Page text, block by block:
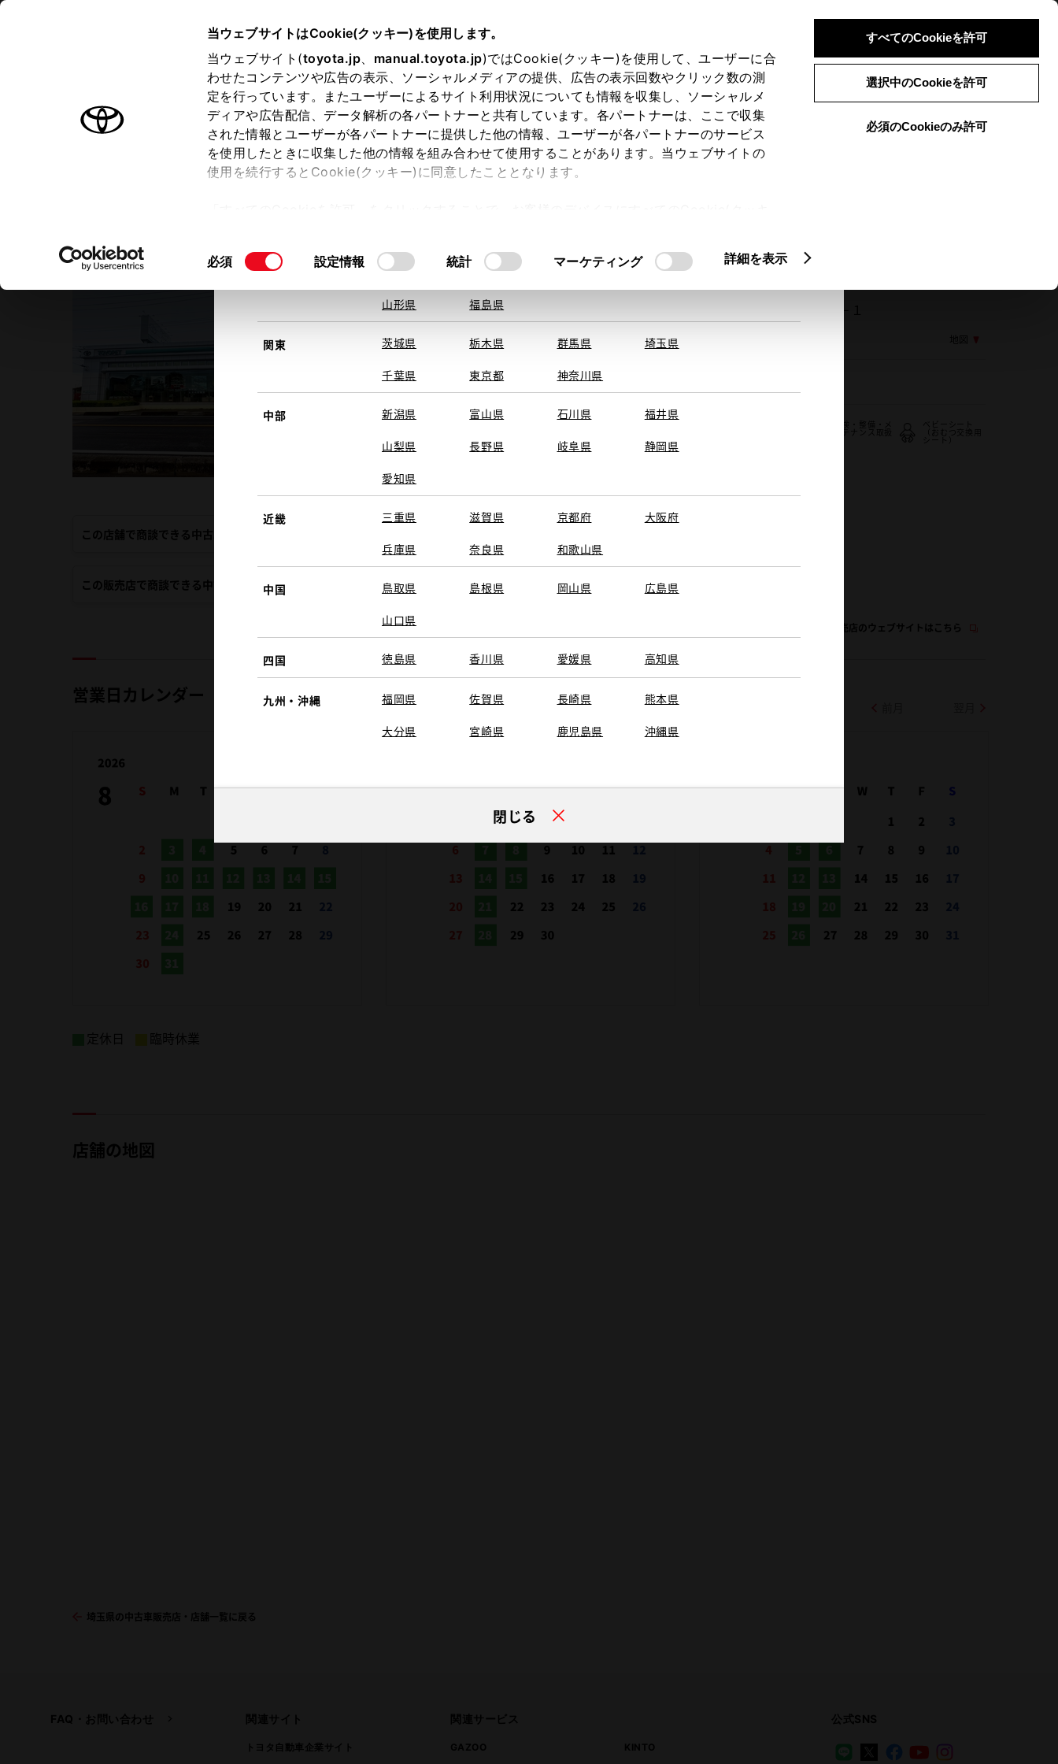
当ウェブサイトはCookie(クッキー)を使用します。
当ウェブサイト(toyota.jp、 manual.toyota.jp)ではCookie(クッキー)を使用して、ユーザーに合
わせたコンテンツや広告の表示、ソーシャルメディアの提供、広告の表示回数やクリック数の測
定を行っています。またユーザーによるサイト利用状況についても情報を収集し、ソーシャルメ
ディアや広告配信、データ解析の各パートナーと共有しています。各パートナーは、ここで収集
された情報とユーザーが各パートナーに提供した他の情報、ユーザーが各パートナーのサービス
を使用したときに収集した他の情報を組み合わせて使用することがあります。当ウェブサイトの
使用を続行するとCookie(クッキー)に同意したこととなります。
て」をご覧ください。
同
必須 設定情報 統計 マーケティング 詳細を表示
すべてのCookieを許可
選択中のCookieを許可
必須のCookieのみ許可
ログイン 検索 メニュー
オーナーサポート トピックス
現在地を取得できませんでした。
該当する地域・都道府県をお選びください。
北海道 旭川 釧路 札幌
東北 青森県 岩手県 宮城県 秋田県
山形県 福島県
関東 茨城県 栃木県 群馬県 埼玉県
千葉県 東京都 神奈川県
中部 新潟県 富山県 石川県 福井県
山梨県 長野県 岐阜県 静岡県
愛知県
近畿 三重県 滋賀県 京都府 大阪府
兵庫県 奈良県 和歌山県
中国 鳥取県 島根県 岡山県 広島県
山口県
四国 徳島県 香川県 愛媛県 高知県
九州・沖縄 福岡県 佐賀県 長崎県 熊本県
大分県 宮崎県 鹿児島県 沖縄県
閉じる
トヨタ認定中古車 メニュー
トヨタ認定中古車の魅力 3つの買い方 オンライン購入 お気に入り
所沢北支店
この店舗で商談できる中古車
この販売店で商談できる中古車
電話
サービス
車検・整備・メ
ンテナンス取扱
ベビーシート
（おむつ交換用
この販売店のウェブサイトはこちら
営業日カレンダー
定休日 臨時休業
店舗の地図
埼玉県の中古車販売店・店舗一覧に戻る
FAQ・お問い合わせ 関連サイト
トヨタ自動車企業サイト
関連サービス
GAZOO KINTO
公式SNS
LINE Facebook
YouTube